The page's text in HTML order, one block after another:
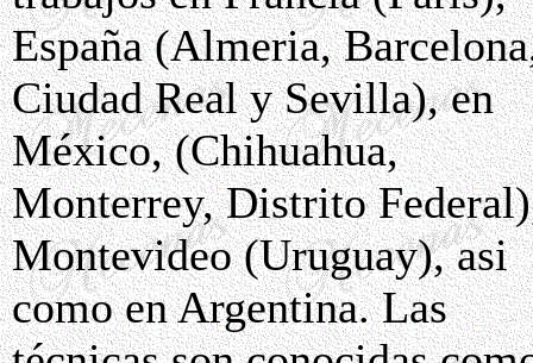
España (Almeria,
Ciudad Real y Sevilla), en
México, (Chihuahua,
Monterrey, Distrito
Montevideo (Uruguay), asi
como en Argentina. Las